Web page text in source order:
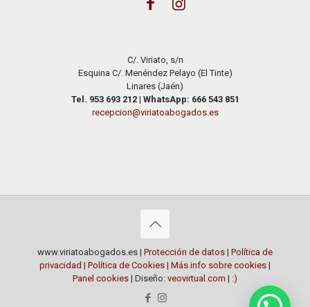
C/. Viriato, s/n
Esquina C/. Menéndez Pelayo (El Tinte)
Linares (Jaén)
Tel. 953 693 212| WhatsApp: 666 543 851
recepcion@viriatoabogados.es
www.viriatoabogados.es | Protección de datos | Política de
privacidad | Política de Cookies | Más info sobre cookies |
Panel cookies | Diseño: veovirtual.com | :)